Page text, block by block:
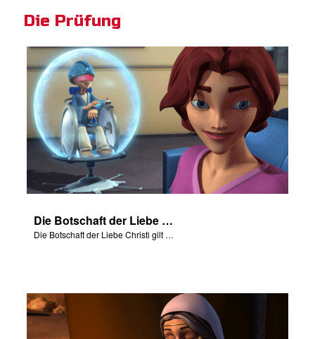
Die Prüfung
Die Botschaft der Liebe Christi gilt jedem von uns.
Die Botschaft der Liebe Christi gilt jedem von uns.